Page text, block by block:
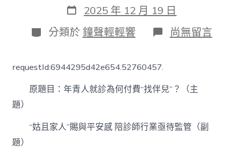
作
者
發
表
日
期
2025 年 12 月 19 日
分
類
分類於 鐘聲輕輕響 在
〈花
安
感
人
就
尚無留言
requestId:6944295d42e654.52760457.
原題目：年青人就診為何付費“找伴兒”？（主
題）
“姑且家人”賜與平安感 陪診師行業亟待監管（副
題）